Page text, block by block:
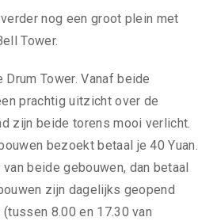
verder nog een groot plein met
Tower.
Tower. Vanaf beide
prachtig uitzicht over de
zijn beide torens mooi verlicht.
bezoekt betaal je 40 Yuan.
beide gebouwen, dan betaal
zijn dagelijks geopend
8.00 en 17.30 van